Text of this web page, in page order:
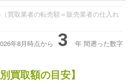
買取業者の転売額＝販売業者の仕入れ
年8月時点から 3 年 間遡った数字
買取額の目安】